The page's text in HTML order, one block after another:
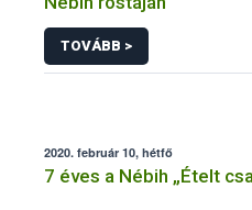
TOVÁBB >
2020. február 10, hétfő
7 éves a Nébih „Ételt